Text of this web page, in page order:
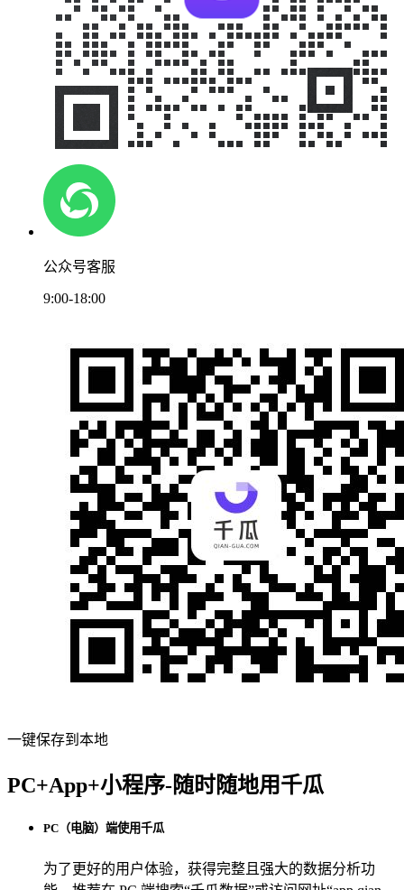
公众号客服
9:00-18:00
一键保存到本地
PC+App+小程序-随时随地用千瓜
PC（电脑）端使用千瓜
为了更好的用户体验，获得完整且强大的数据分析功